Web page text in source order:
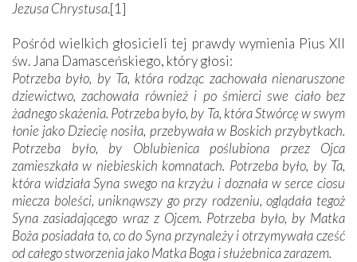
Jezusa Chrystusa.[1]
Pośród wielkich głosicieli tej prawdy wymienia Pius XII
św. Jana Damasceńskiego, który głosi:
Potrzeba było, by Ta, która rodząc zachowała nienaruszone
dziewictwo, zachowała również i po śmierci swe ciało bez
żadnego skażenia. Potrzeba było, by Ta, która Stwórcę w swym
łonie jako Dziecię nosiła, przebywała w Boskich przybytkach.
Potrzeba było, by Oblubienica poślubiona przez Ojca
zamieszkała w niebieskich komnatach. Potrzeba było, by Ta,
która widziała Syna swego na krzyżu i doznała w serce ciosu
miecza boleści, uniknąwszy go przy rodzeniu, oglądała tegoż
Syna zasiadającego wraz z Ojcem. Potrzeba było, by Matka
Boża posiadała to, co do Syna przynależy i otrzymywała cześć
od całego stworzenia jako Matka Boga i służebnica zarazem.